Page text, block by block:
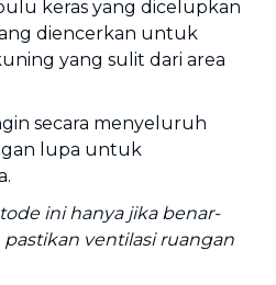
keras yang dicelupkan
diencerkan untuk
yang sulit dari area
secara menyeluruh
lupa untuk
ini hanya jika benar-
ventilasi ruangan